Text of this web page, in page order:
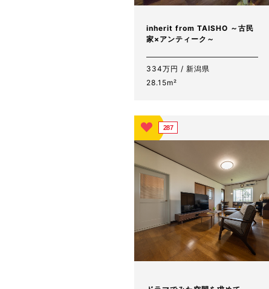
inherit from TAISHO ～古民
家×アンティーク～
334万円 / 新潟県
28.15m²
287